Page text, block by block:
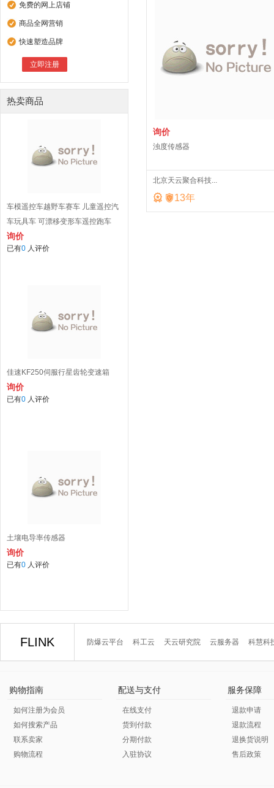
免费的网上店铺
商品全网营销
快速塑造品牌
立即注册
热卖商品
车模遥控车越野车赛车 儿童遥控汽
车玩具车 可漂移变形车遥控跑车
询价
已有0 人评价
佳速KF250伺服行星齿轮变速箱
询价
已有0 人评价
土壤电导率传感器
询价
已有0 人评价
询价
浊度传感器
北京天云聚合科技...
 13年
FLINK 防爆云平台 科工云 天云研究院 云服务器 科慧科
购物指南
如何注册为会员
如何搜索产品
联系卖家
购物流程
配送与支付
在线支付
货到付款
分期付款
入驻协议
服务保障
退款申请
退款流程
退换货说明
售后政策